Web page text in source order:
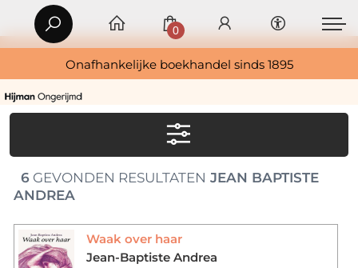
Onafhankelijke boekhandel sinds 1895
0
6GEVONDEN RESULTATEN JEAN BAPTISTE
ANDREA
Waak over haar
Jean-Baptiste Andrea